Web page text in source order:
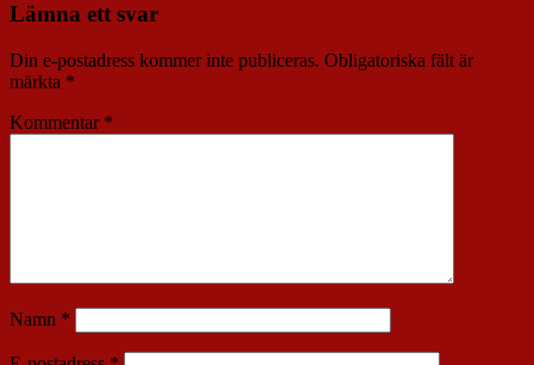
Lämna ett svar
Din e-postadress kommer inte publiceras. Obligatoriska fält är
märkta *
Kommentar *
Namn *